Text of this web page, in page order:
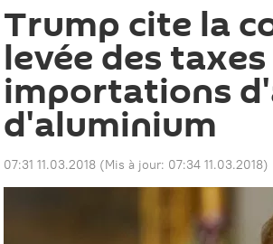
Trump cite la
levée des
importations
d'aluminium
07:31 11.03.2018 (Mis à jour: 07:34 11.03.2018)